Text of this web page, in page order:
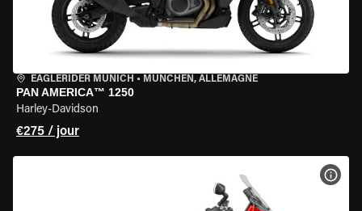
EAGLERIDER MUNICH • MÜNCHEN, ALLEMAGNE
PAN AMERICA™ 1250
Harley-Davidson
€275 / jour